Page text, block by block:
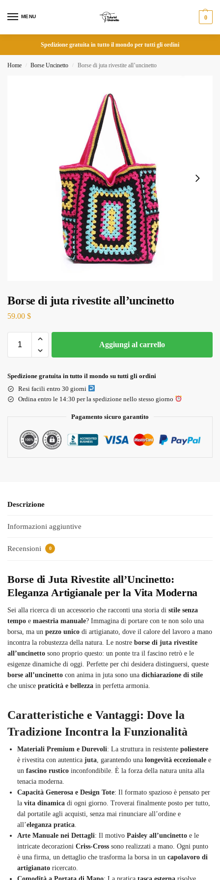
MENU 0
Spedizione gratuita in tutto il mondo per tutti gli ordini
Home / Borse Uncinetto / Borse di juta rivestite all’uncinetto
Borse di juta rivestite all’uncinetto
59.00 $
Aggiungi al carrello
Spedizione gratuita in tutto il mondo su tutti gli ordini
Resi facili entro 30 giorni
Ordina entro le 14:30 per la spedizione nello stesso giorno
Pagamento sicuro garantito
Descrizione
Informazioni aggiuntive
Recensioni 0
Borse di Juta Rivestite all’Uncinetto:
Eleganza Artigianale per la Vita Moderna
Sei alla ricerca di un accessorio che racconti una storia di stile senza
tempo e maestria manuale? Immagina di portare con te non solo una
borsa, ma un pezzo unico di artigianato, dove il calore del lavoro a mano
incontra la robustezza della natura. Le nostre borse di juta rivestite
all’uncinetto sono proprio questo: un ponte tra il fascino retrò e le
esigenze dinamiche di oggi. Perfette per chi desidera distinguersi, queste
borse all’uncinetto con anima in juta sono una dichiarazione di stile
che unisce praticità e bellezza in perfetta armonia.
Caratteristiche e Vantaggi: Dove la
Tradizione Incontra la Funzionalità
Materiali Premium e Durevoli: La struttura in resistente poliestere
è rivestita con autentica juta , garantendo una longevità eccezionale e
un fascino rustico inconfondibile. È la forza della natura unita alla
tenacia moderna.
Capacità Generosa e Design Tote: Il formato spazioso è pensato per
la vita dinamica di ogni giorno. Troverai finalmente posto per tutto,
dal portatile agli acquisti, senza mai rinunciare all’ordine e
all’eleganza pratica
Arte Manuale nei Dettagli: Il motivo Paisley all’uncinetto e le
intricate decorazioni Criss-Cross sono realizzati a mano. Ogni punto
è una firma, un dettaglio che trasforma la borsa in un capolavoro di
artigianato ricercato.